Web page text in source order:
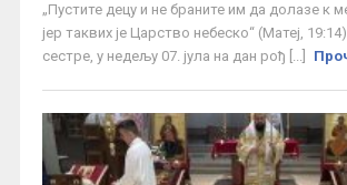
„Пустите децу и не браните им да долазе к
јер таквих је Царство небеско“ (Матеј,
сестре, у недељу 07. јула на дан рођ [...]